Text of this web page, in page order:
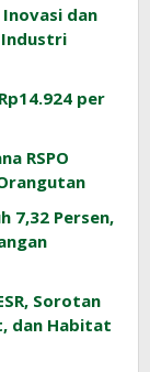
Inovasi dan
Industri
per
RSPO
7,32 Persen,
Sorotan
dan Habitat